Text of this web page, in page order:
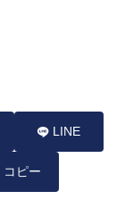
LINE
コピー